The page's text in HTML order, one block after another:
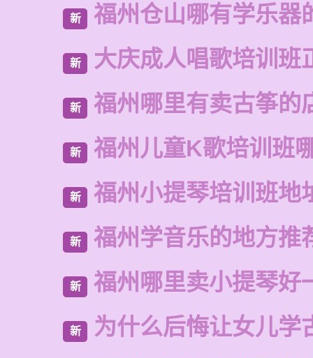
新 福州仓山哪有学乐器
新 大庆成人唱歌培训班
新 福州哪里有卖古筝的
新 福州儿童K歌培训班
新 福州小提琴培训班地
新 福州学音乐的地方推
新 福州哪里卖小提琴好
新 为什么后悔让女儿学